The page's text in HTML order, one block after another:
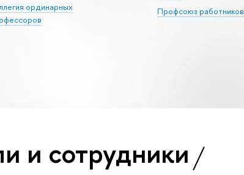
ординарных
Профсоюз работников
и сотрудники